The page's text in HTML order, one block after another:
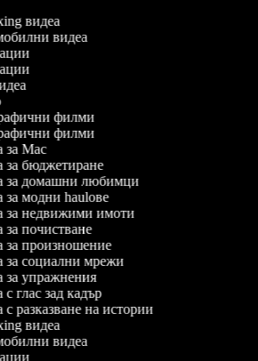
видеа
видеа
филми
филми
за Mac
за бюджетиране
за домашни любимци
за модни haulове
за недвижими имоти
за почистване
за произношение
за социални мрежи
за упражнения
с глас зад кадър
с разказване на истории
видеа
видеа